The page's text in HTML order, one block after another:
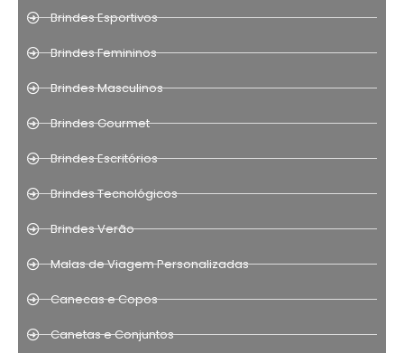
Brindes Esportivos
Brindes Femininos
Brindes Masculinos
Brindes Gourmet
Brindes Escritórios
Brindes Tecnológicos
Brindes Verão
Malas de Viagem Personalizadas
Canecas e Copos
Canetas e Conjuntos